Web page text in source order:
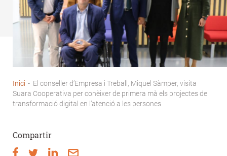
Fil
d'Ariadna
Inici - El conseller d’Empresa i Treball, Miquel Sàmper, visita
Suara Cooperativa per conèixer de primera mà els projectes de
transformació digital en l’atenció a les persones
Compartir